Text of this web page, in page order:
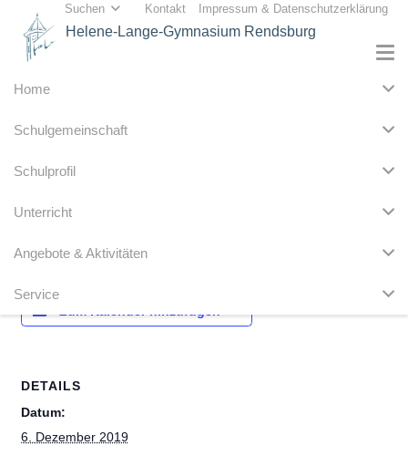
Suchen Kontakt Impressum & Datenschutzerklärung
Helene-Lange-Gymnasium Rendsburg
Home
Schulgemeinschaft
Schulprofil
Unterricht
Angebote & Aktivitäten
Service
Vorlesewettbewerb 6. Klassen
DETAILS
Datum:
6. Dezember 2019